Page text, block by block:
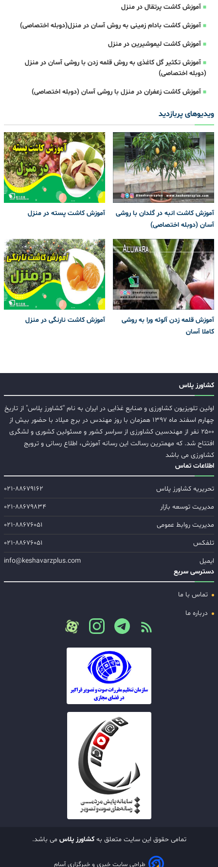
آموزش کاشت پرتقال در منزل
آموزش کاشت بادام زمینی به روش آسان در منزل(دوبله اختصاصی)
آموزش کاشت لیموشیرین در منزل
آموزش تکثیر گل کاغذی به روش قلمه زدن با روشی آسان در منزل
(دوبله اختصاصی)
آموزش کاشت زعفران در منزل با روشی آسان (دوبله اختصاصی)
ویدیوهای پربازدید
آموزش کاشت انبه در گلدان با روشی
آسان (دوبله اختصاصی)
آموزش کاشت پسته در منزل
آموزش قلمه زدن آلوئه ورا به روشی
کاملا آسان
آموزش کاشت نارنگی در منزل
کشاورز پلاس
اولین تلویزیون کشاورزی و صنایع غذایی در ایران به نام "کشاورز پلاس" از تاریخ
چهارم اسفند ماه ۱۳۹۷ همزمان با روز مهندس در برج میلاد با حضور بیش از
۲۵۰۰ نفر از مهندسین کشاورزی از سراسر کشور و مسئولین کشوری و لشگری
افتتاح شد. که مهمترین رسالت این رسانه آموزش، اطلاع رسانی و ترویج
کشاورزی می باشد
اطلاعات تماس
تحریریه کشاورز پلاس
۰۲۱-۸۸۶۷۹۱۶۲
مدیریت توسعه بازار
۰۲۱-۸۸۶۷۹۸۳۴
مدیریت روابط عمومی
۰۲۱-۸۸۶۷۶۰۵۱
تلفکس
۰۲۱-۸۸۶۷۶۰۵۱
ایمیل
info@keshavarzplus.com
دسترسی سریع
تماس با ما
درباره ما
تمامی حقوق این سایت متعلق بهکشاورز پلاس می باشد.
طراحی سایت خبری و خبرگزاری آسام